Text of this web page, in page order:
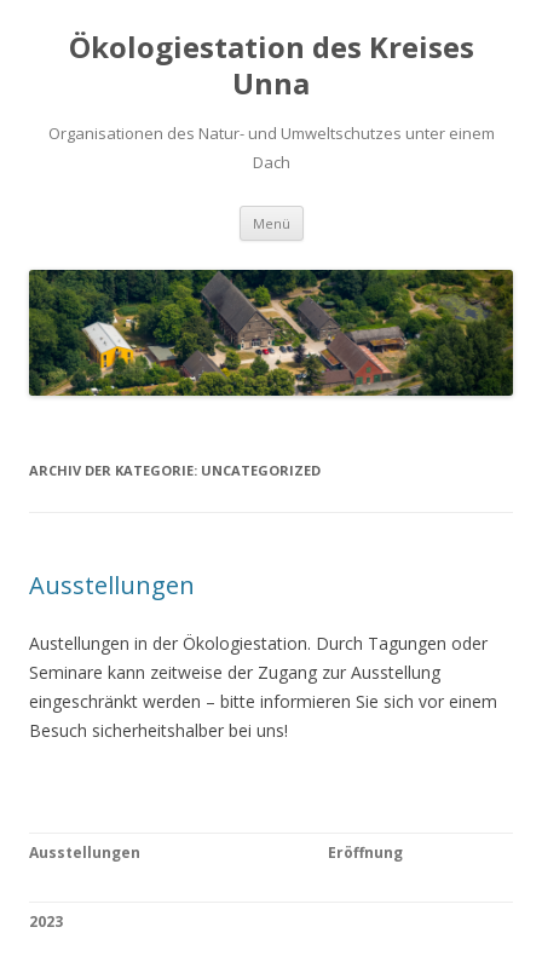
Ökologiestation des Kreises
Unna
Organisationen des Natur- und Umweltschutzes unter einem
Dach
Menü Zum
springen
ARCHIV DER KATEGORIE: UNCATEGORIZED
Ausstellungen
Austellungen in der Ökologiestation. Durch Tagungen oder
Seminare kann zeitweise der Zugang zur Ausstellung
eingeschränkt werden – bitte informieren Sie sich vor einem
Besuch sicherheitshalber bei uns!
Ausstellungen Eröffnung
2023